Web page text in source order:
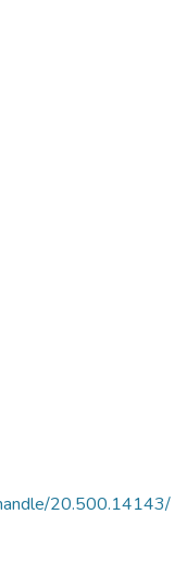
20.500.14143/